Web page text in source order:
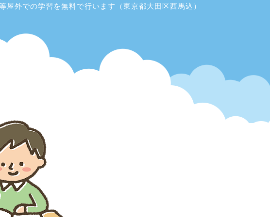
外での学習を無料で行います（東京都大田区西馬込）